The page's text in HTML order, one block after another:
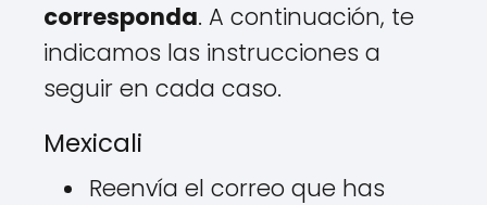
corresponda. A continuación, te
indicamos las instrucciones a
seguir en cada caso.
Mexicali
Reenvía el correo que has